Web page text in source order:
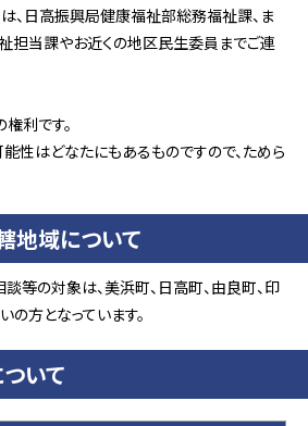
、日高振興局健康福祉部総務福祉課、ま
担当課やお近くの地区民生委員までご連
利です。
性はどなたにもあるものですので、ためら
地域について
等の対象は、美浜町、日高町、由良町、印
方となっています。
いて